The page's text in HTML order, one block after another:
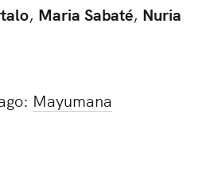
, Maria Sabaté, Nuria
Mayumana